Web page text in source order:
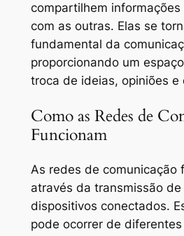
compartilhem
com as outras. Elas se
fundamental da
proporcionando um
troca de ideias, opiniões e
Como as Redes de
Funcionam
As redes de comunicação
através da transmissão
dispositivos conectados.
pode ocorrer de